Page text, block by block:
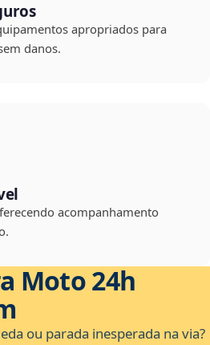
apropriados para
danos.
acompanhamento
Moto 24h
ou parada inesperada na via?